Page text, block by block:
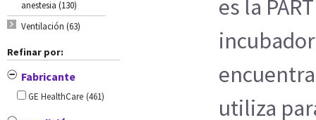
anestesia (130)
Ventilación (63)
Refinar por:
Fabricante
GE HealthCare (461)
es la
utiliza